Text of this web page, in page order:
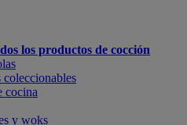
los productos de cocción
coleccionables
cocina
y woks